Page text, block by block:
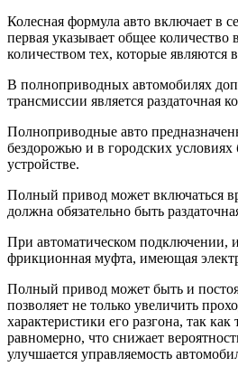
Колесная формула авто включает в
первая указывает общее количество
количеством тех, которые являются
В полноприводных автомобилях
трансмиссии является раздаточная
Полноприводные авто
бездорожью и в городских условиях
устройстве.
Полный привод может включаться
должна обязательно быть
При автоматическом подключении,
фрикционная муфта, имеющая
Полный привод может быть и
позволяет не только увеличить
характеристики его разгона, так как
равномерно, что снижает
улучшается управляемость